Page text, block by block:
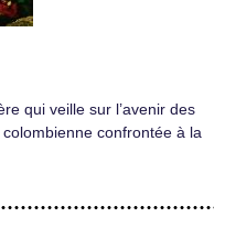
qui veille sur l’avenir des
confrontée à la